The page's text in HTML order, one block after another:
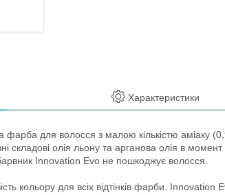
Характеристики
для волосся з малою кількістю аміаку
складові олія льону та арганова олія в
Innovation Evo не пошкоджує волосся.
для всіх відтінків фарби. Innovation